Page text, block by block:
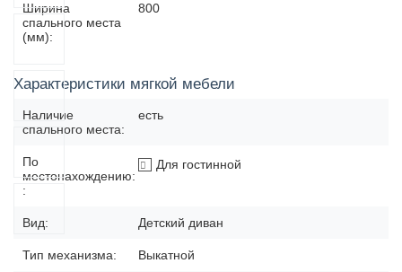
Ширина
спального места
(мм):
800
Характеристики мягкой мебели
Наличие
спального места:
есть
По
местонахождению:
:
Для гостинной
Вид: Детский диван
Тип механизма: Выкатной